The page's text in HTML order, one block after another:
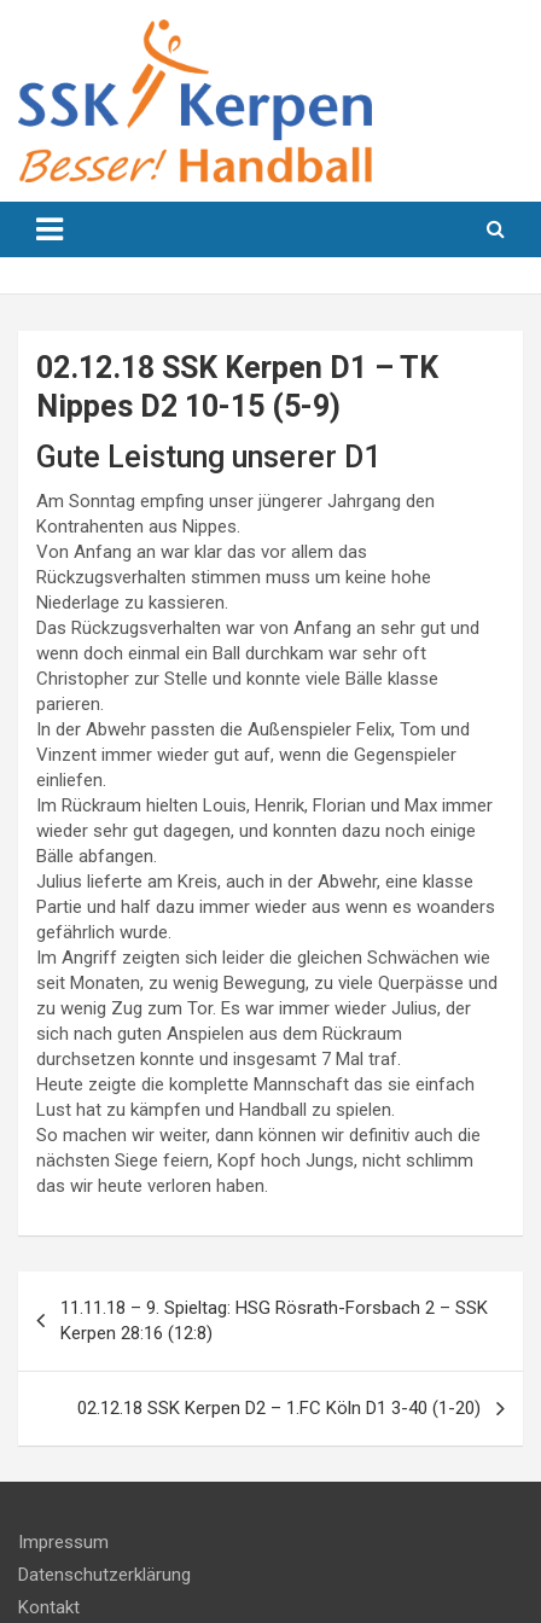
SSK Kerpen
02.12.18 SSK Kerpen D1 – TK
Nippes D2 10-15 (5-9)
Gute Leistung unserer D1
Am Sonntag empfing unser jüngerer Jahrgang den
Kontrahenten aus Nippes.
Von Anfang an war klar das vor allem das
Rückzugsverhalten stimmen muss um keine hohe
Niederlage zu kassieren.
Das Rückzugsverhalten war von Anfang an sehr gut und
wenn doch einmal ein Ball durchkam war sehr oft
Christopher zur Stelle und konnte viele Bälle klasse
parieren.
In der Abwehr passten die Außenspieler Felix, Tom und
Vinzent immer wieder gut auf, wenn die Gegenspieler
einliefen.
Im Rückraum hielten Louis, Henrik, Florian und Max immer
wieder sehr gut dagegen, und konnten dazu noch einige
Bälle abfangen.
Julius lieferte am Kreis, auch in der Abwehr, eine klasse
Partie und half dazu immer wieder aus wenn es woanders
gefährlich wurde.
Im Angriff zeigten sich leider die gleichen Schwächen wie
seit Monaten, zu wenig Bewegung, zu viele Querpässe und
zu wenig Zug zum Tor. Es war immer wieder Julius, der
sich nach guten Anspielen aus dem Rückraum
durchsetzen konnte und insgesamt 7 Mal traf.
Heute zeigte die komplette Mannschaft das sie einfach
Lust hat zu kämpfen und Handball zu spielen.
So machen wir weiter, dann können wir definitiv auch die
nächsten Siege feiern, Kopf hoch Jungs, nicht schlimm
das wir heute verloren haben.
11.11.18 – 9. Spieltag: HSG Rösrath-Forsbach 2 – SSK
Kerpen 28:16 (12:8)
02.12.18 SSK Kerpen D2 – 1.FC Köln D1 3-40 (1-20)
Impressum
Datenschutzerklärung
Kontakt